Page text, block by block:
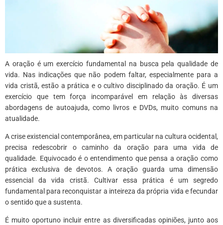
A oração é um exercício fundamental na busca pela qualidade de
vida. Nas indicações que não podem faltar, especialmente para a
vida cristã, estão a prática e o cultivo disciplinado da oração. É um
exercício que tem força incomparável em relação às diversas
abordagens de autoajuda, como livros e DVDs, muito comuns na
atualidade.
A crise existencial contemporânea, em particular na cultura ocidental,
precisa redescobrir o caminho da oração para uma vida de
qualidade. Equivocado é o entendimento que pensa a oração como
prática exclusiva de devotos. A oração guarda uma dimensão
essencial da vida cristã. Cultivar essa prática é um segredo
fundamental para reconquistar a inteireza da própria vida e fecundar
o sentido que a sustenta.
É muito oportuno incluir entre as diversificadas opiniões, junto aos